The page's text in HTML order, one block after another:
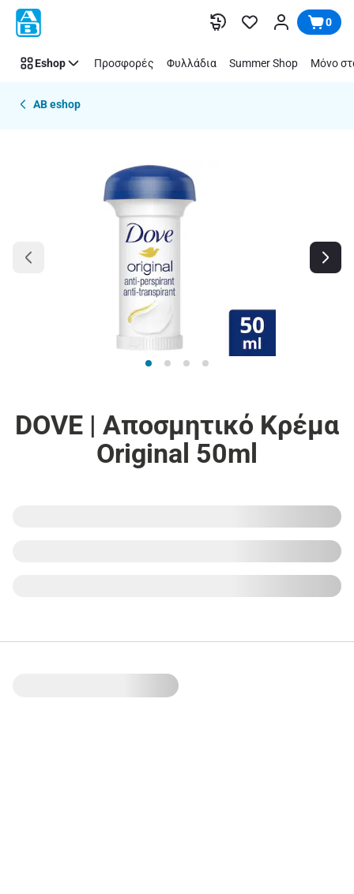
Παράλειψη 0
Eshop Προσφορές Φυλλάδια Summer Shop Μόνο
AB eshop
DOVE | Αποσμητικό Κρέμα
Original 50ml